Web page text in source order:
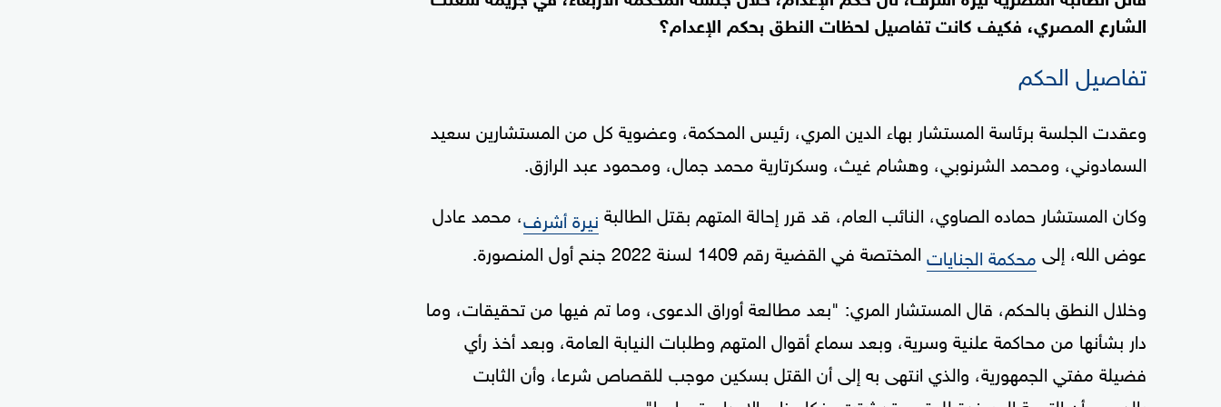
الشارع المصري، فكيف كانت تفاصيل لحظات النطق بحكم الإعدام؟
تفاصيل الحكم
وعقدت الجلسة برئاسة المستشار بهاء الدين المري، رئيس المحكمة، وعضوية كل من المستشارين سعيد
السمادوني، ومحمد الشرنوبي، وهشام غيث، وسكرتارية محمد جمال، ومحمود عبد الرازق.
وكان المستشار حماده الصاوي، النائب العام، قد قرر إحالة المتهم بقتل الطالبة نيرة أشرف، محمد عادل
عوض الله، إلى محكمة الجنايات المختصة في القضية رقم 1409 لسنة 2022 جنح أول المنصورة.
وخلال النطق بالحكم، قال المستشار المري: "بعد مطالعة أوراق الدعوى، وما تم فيها من تحقيقات، وما
دار بشأنها من محاكمة علنية وسرية، وبعد سماع أقوال المتهم وطلبات النيابة العامة، وبعد أخذ رأي
فضيلة مفتي الجمهورية، والذي انتهى به إلى أن القتل بسكين موجب للقصاص شرعا، وأن الثابت